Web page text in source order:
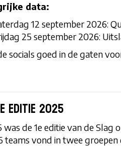
data:
12 september 2026:
25 september 2026:
socials goed in de gaten
editie 2025
was de 1e editie van de
teams vond in twee